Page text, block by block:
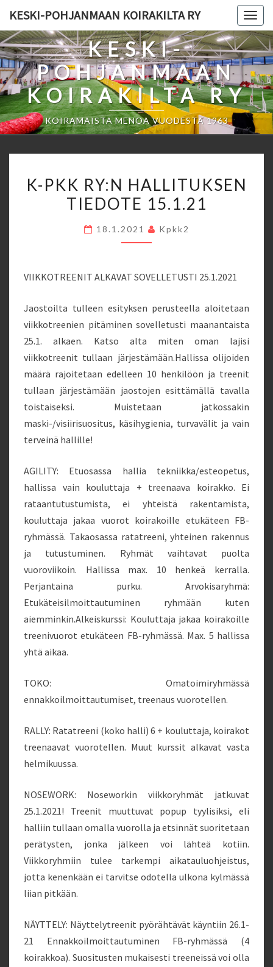
content
KESKI-POHJANMAAN KOIRAKILTA RY
KESKI-
POHJANMAAN
KOIRAKILTA RY
KOIRAMAISTA MENOA VUODESTA 1963
PKK
RY:N
TIEDOTE
K-PKK RY:N HALLITUKSEN
TIEDOTE 15.1.21
18.1.2021 Kpkk2
VIIKKOTREENIT ALKAVAT SOVELLETUSTI 25.1.2021
Jaostoilta tulleen esityksen perusteella aloitetaan
viikkotreenien pitäminen sovelletusti maanantaista
25.1. alkaen. Katso alta miten oman lajisi
viikkotreenit tullaan järjestämään.Hallissa olijoiden
määrä rajoitetaan edelleen 10 henkilöön ja treenit
tullaan järjestämään jaostojen esittämällä tavalla
toistaiseksi. Muistetaan jatkossakin
maski-/visiirisuositus, käsihygienia, turvavälit ja vain
terveinä hallille!
AGILITY: Etuosassa hallia tekniikka/esteopetus,
hallissa vain kouluttaja + treenaava koirakko. Ei
rataantutustumista, ei yhteistä rakentamista,
kouluttaja jakaa vuorot koirakoille etukäteen FB-
ryhmässä. Takaosassa ratatreeni, yhteinen rakennus
ja tutustuminen. Ryhmät vaihtavat puolta
vuoroviikoin. Hallissa max. 10 henkeä kerralla.
Perjantaina purku. Arvokisaryhmä:
Etukäteisilmoittautuminen ryhmään kuten
aiemminkin.Alkeiskurssi: Kouluttaja jakaa koirakoille
treenivuorot etukäteen FB-ryhmässä. Max. 5 hallissa
yhtä aikaa.
TOKO: Omatoimiryhmässä
ennakkoilmoittautumiset, treenaus vuorotellen.
RALLY: Ratatreeni (koko halli) 6 + kouluttaja, koirakot
treenaavat vuorotellen. Muut kurssit alkavat vasta
helmikuussa.
NOSEWORK: Noseworkin viikkoryhmät jatkuvat
25.1.2021! Treenit muuttuvat popup tyylisiksi, eli
halliin tullaan omalla vuorolla ja etsinnät suoritetaan
perätysten, jonka jälkeen voi lähteä kotiin.
Viikkoryhmiin tulee tarkempi aikatauluohjeistus,
jotta kenenkään ei tarvitse odotella ulkona kylmässä
liian pitkään.
NÄYTTELY: Näyttelytreenit pyörähtävät käyntiin 26.1-
21 Ennakkoilmoittautuminen FB-ryhmässä (4
koirakkoa). Suositusten mukaisesti treeneissä voi olla